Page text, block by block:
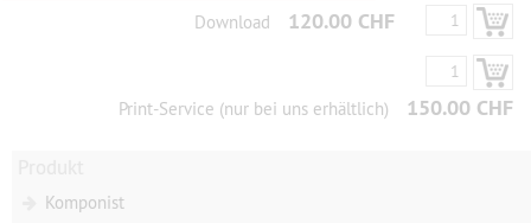
Download
120.00 CHF
Print-Service (nur bei uns erhältlich) 150.00 CHF
Komponist